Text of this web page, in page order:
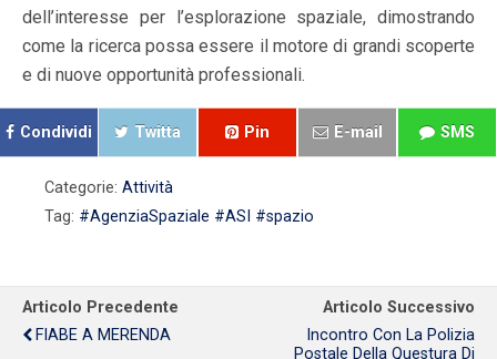
dell’interesse per l’esplorazione spaziale, dimostrando
come la ricerca possa essere il motore di grandi scoperte
e di nuove opportunità professionali.
Condividi Twitta Pin E-mail SMS
Categorie: Attività
Tag: #AgenziaSpaziale #ASI #spazio
Articolo Precedente
FIABE A MERENDA
Articolo Successivo
Incontro Con La Polizia
Postale Della Questura Di